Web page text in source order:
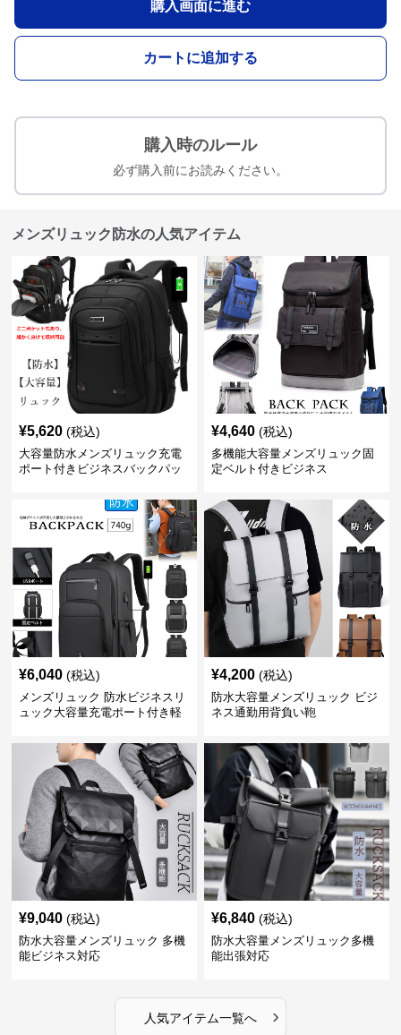
購入画面に進む
カートに追加する
購入時のルール
必ず購入前にお読みください。
メンズリュック防水の人気アイテム
¥5,620 (税込)
大容量防水メンズリュック充電
ポート付きビジネスバックパッ
¥4,640 (税込)
多機能大容量メンズリュック固
定ベルト付きビジネス
¥6,040 (税込)
メンズリュック 防水ビジネスリ
ュック大容量充電ポート付き軽
¥4,200 (税込)
防水大容量メンズリュック ビジ
ネス通勤用背負い鞄
¥9,040 (税込)
防水大容量メンズリュック 多機
能ビジネス対応
¥6,840 (税込)
防水大容量メンズリュック多機
能出張対応
人気アイテム一覧へ ›